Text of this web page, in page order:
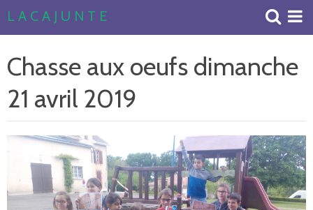
L A C A J U N T E
Accueil
Album Photos
Chasse aux oeufs dimanche
21 avril 2019